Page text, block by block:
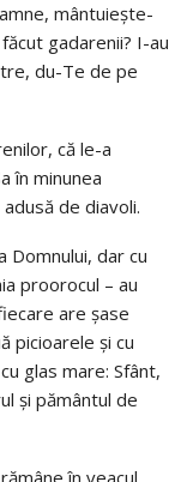
mântuieşte-
gadarenii? I-au
du-Te de pe
că le-a
în minunea
de diavoli.
Domnului, dar cu
proorocul – au
are şase
picioarele şi cu
glas mare: Sfânt,
şi pământul de